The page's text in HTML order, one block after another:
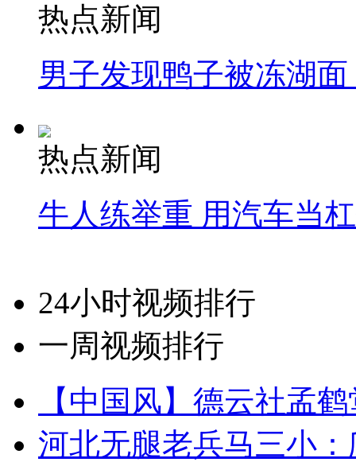
热点新闻
男子发现鸭子被冻湖
热点新闻
牛人练举重 用汽车当
24小时视频排行
一周视频排行
【中国风】德云社孟
河北无腿老兵马三小